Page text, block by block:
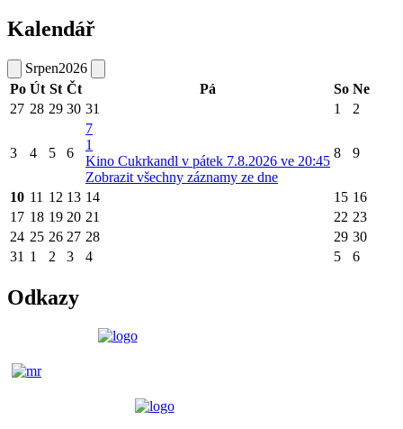
Kalendář
Srpen2026
Po Út St Čt Pá So Ne
27 28 29 30 31 1 2
3 4 5 6
7
1
Kino Cukrkandl v pátek 7.8.2026 ve 20:45
Zobrazit všechny záznamy ze dne
8 9
10 11 12 13 14 15 16
17 18 19 20 21 22 23
24 25 26 27 28 29 30
31 1 2 3 4 5 6
Odkazy